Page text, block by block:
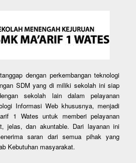
dengan perkembangan teknologi
SDM yang di miliki sekolah ini siap
sekolah lain dalam pelayanan
Informasi Web khususnya, menjadi
1 Wates untuk memberi pelayanan
jelas, dan akuntable. Dari layanan ini
saran dari semua pihak yang
Kebutuhan masyarakat.